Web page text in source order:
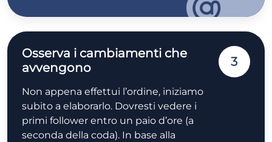
Osserva i cambiamenti che
avvengono
Non appena effettui l’ordine, iniziamo
subito a elaborarlo. Dovresti vedere i
primi follower entro un paio d’ore (a
seconda della coda). In base alla
3